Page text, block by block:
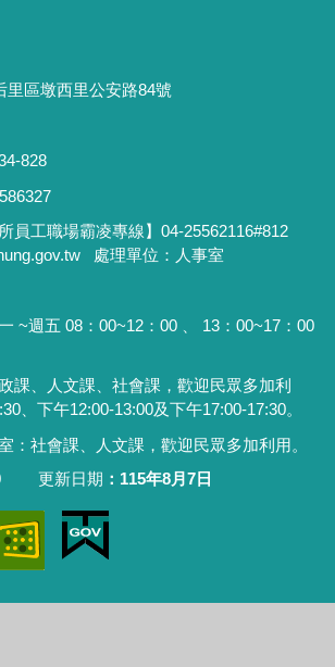
里區墩西里公安路84號
828
員工職場霸凌專線】04-25562116#812
處理單位：人事室
~週五 08：00~12：00 、 13：00~17：00
課、人文課、社會課，歡迎民眾多加利
、下午12:00-13:00及下午17:00-17:30。
：社會課、人文課，歡迎民眾多加利用。
更新日期 115年8月7日